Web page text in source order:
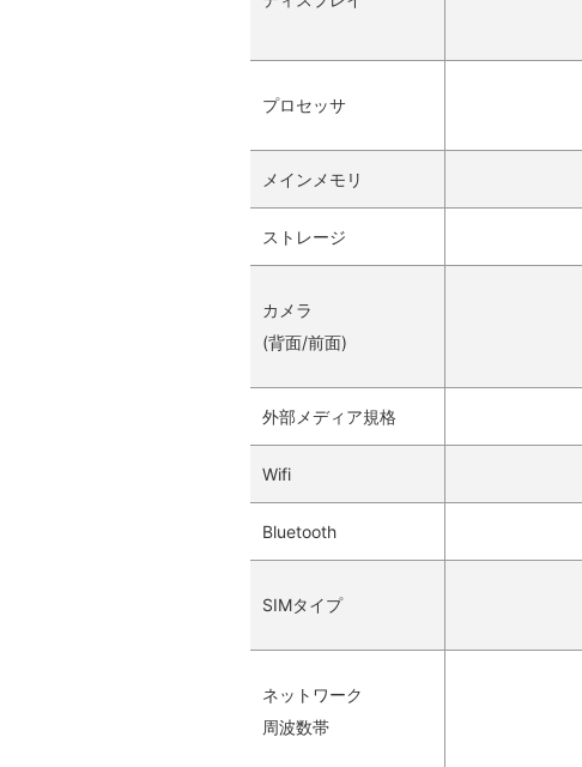
プロセッサ
メインメモリ
ストレージ
カメラ
(背面/前面)
外部メディア規格
Wifi
Bluetooth
SIMタイプ
ネットワーク
周波数帯